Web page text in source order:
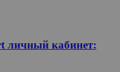
личный кабинет: